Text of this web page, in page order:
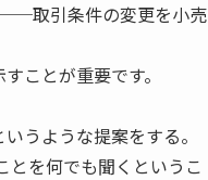
──取引条件の変更を小売
ことが重要です。
うような提案をする。
とを何でも聞くというこ